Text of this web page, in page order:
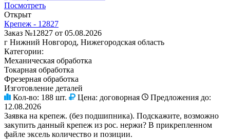
Посмотреть
Открыт
Крепеж - 12827
Заказ №12827 от 05.08.2026
г Нижний Новгород, Нижегородская область
Категории:
Механическая обработка
Токарная обработка
Фрезерная обработка
Изготовление деталей
Кол-во: 188 шт. Цена: договорная
Предложения до:
12.08.2026
Заявка на крепеж. (без подшипника). Подскажите, возможно
закупить данный крепеж из рос. нержи? В прикрепленном
файле эксель количество и позиции.